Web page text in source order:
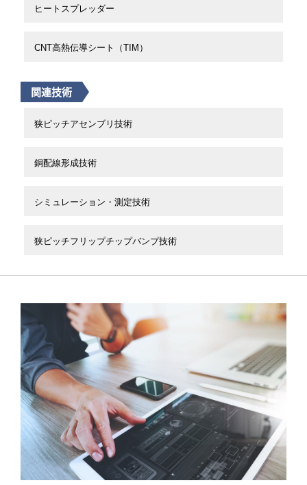
ヒートスプレッダー
CNT高熱伝導シート（TIM）
関連技術
狭ピッチアセンブリ技術
銅配線形成技術
シミュレーション・測定技術
狭ピッチフリップチップバンプ技術